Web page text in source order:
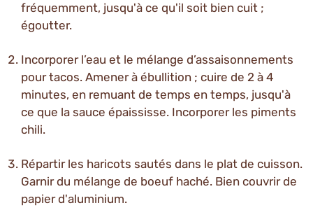
fréquemment, jusqu'à ce qu'il soit bien cuit ;
égoutter.
Incorporer l’eau et le mélange d’assaisonnements
pour tacos. Amener à ébullition ; cuire de 2 à 4
minutes, en remuant de temps en temps, jusqu'à
ce que la sauce épaississe. Incorporer les piments
chili.
Répartir les haricots sautés dans le plat de cuisson.
Garnir du mélange de boeuf haché. Bien couvrir de
papier d'aluminium.